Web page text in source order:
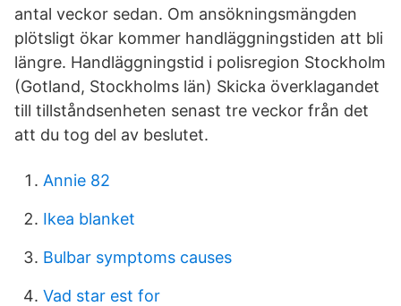
antal veckor sedan. Om ansökningsmängden
plötsligt ökar kommer handläggningstiden att bli
längre. Handläggningstid i polisregion Stockholm
(Gotland, Stockholms län) Skicka överklagandet
till tillståndsenheten senast tre veckor från det
att du tog del av beslutet.
Annie 82
Ikea blanket
Bulbar symptoms causes
Vad star est for